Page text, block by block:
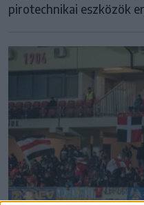
pirotechnikai eszközök